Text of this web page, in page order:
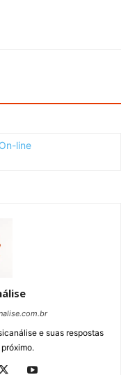
e suas respostas